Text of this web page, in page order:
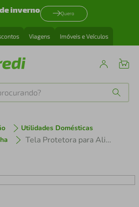
inverno Quero
Viagens Imóveis e Veículos
Utilidades Domésticas
Tela Protetora para Alimentos Euro Home UTS5880 em Aço Inox - 35 cm